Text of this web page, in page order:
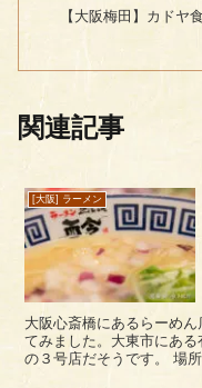
【大阪梅田】カドヤ
関連記事
[大阪] ラーメン
大阪心斎橋にあるらーめ
てみました。大東市にある
の３号店だそうです。 場所は、長堀通りと四ツ橋筋に交差する北西